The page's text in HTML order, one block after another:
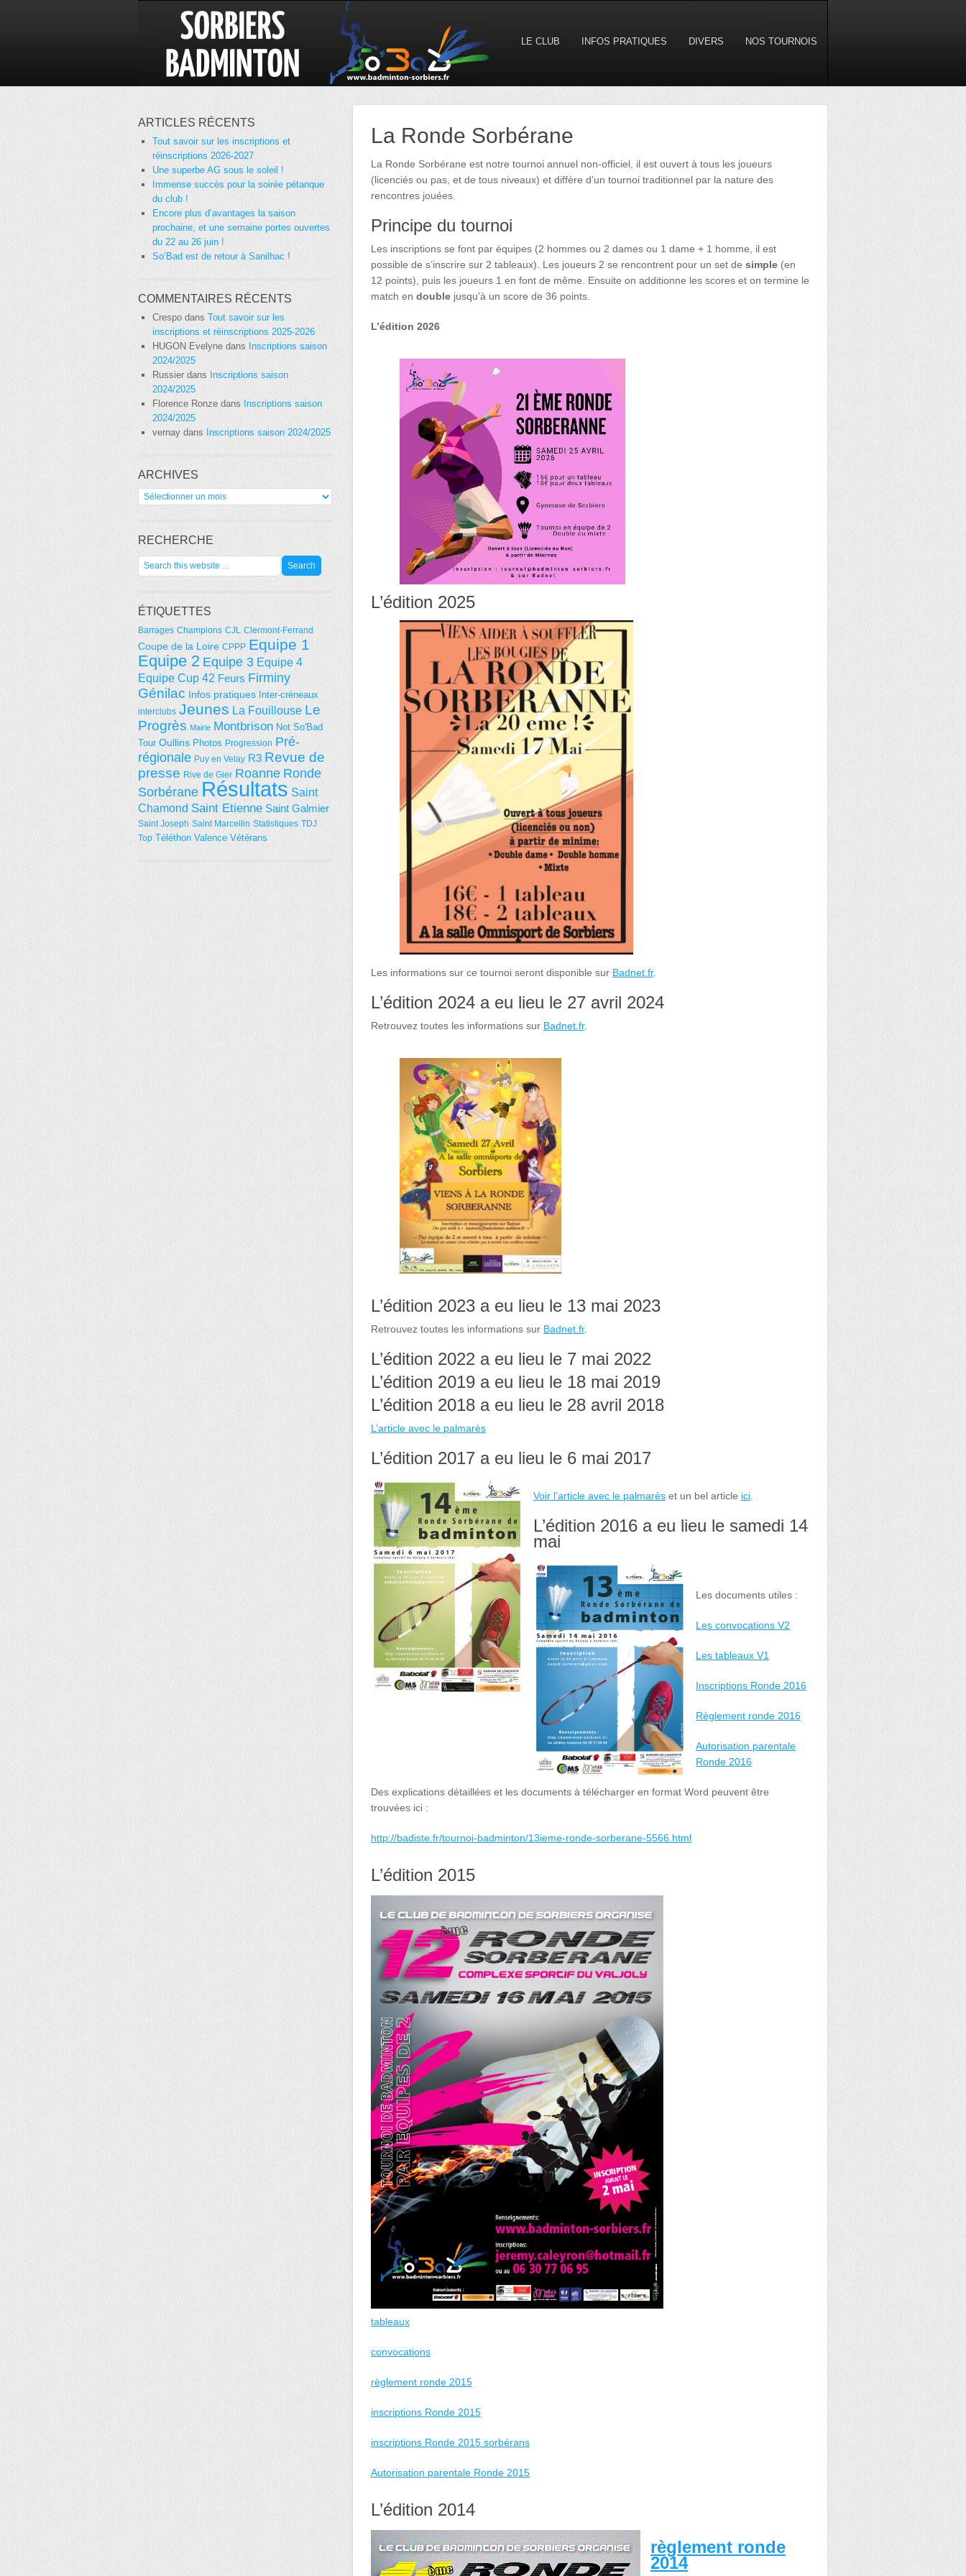
LE CLUB INFOS PRATIQUES DIVERS NOS TOURNOIS
La Ronde Sorbérane
La Ronde Sorbérane est notre tournoi annuel non-officiel, il est ouvert à tous les joueurs
(licenciés ou pas, et de tous niveaux) et diffère d’un tournoi traditionnel par la nature des
rencontres jouées.
Principe du tournoi
Les inscriptions se font par équipes (2 hommes ou 2 dames ou 1 dame + 1 homme, il est
possible de s’inscrire sur 2 tableaux). Les joueurs 2 se rencontrent pour un set de simple (en
12 points), puis les joueurs 1 en font de même. Ensuite on additionne les scores et on termine le
match en double jusqu’à un score de 36 points.
L’édition 2026
L’édition 2025
Les informations sur ce tournoi seront disponible sur Badnet.fr.
L’édition 2024 a eu lieu le 27 avril 2024
Retrouvez toutes les informations sur Badnet.fr.
L’édition 2023 a eu lieu le 13 mai 2023
Retrouvez toutes les informations sur Badnet.fr.
L’édition 2022 a eu lieu le 7 mai 2022
L’édition 2019 a eu lieu le 18 mai 2019
L’édition 2018 a eu lieu le 28 avril 2018
L’article avec le palmarès
L’édition 2017 a eu lieu le 6 mai 2017
Voir l’article avec le palmarès et un bel article ici
L’édition 2016 a eu lieu le samedi 14
mai
Les documents utiles :
Les convocations V2
Les tableaux V1
Inscriptions Ronde 2016
Règlement ronde 2016
Autorisation parentale
Ronde 2016
Des explications détaillées et les documents à télécharger en format Word peuvent être
trouvées ici :
http://badiste.fr/tournoi-badminton/13ieme-ronde-sorberane-5566.html
L’édition 2015
tableaux
convocations
règlement ronde 2015
inscriptions Ronde 2015
inscriptions Ronde 2015 sorbérans
Autorisation parentale Ronde 2015
L’édition 2014
règlement ronde
2014
ARTICLES RÉCENTS
Tout savoir sur les inscriptions et
réinscriptions 2026-2027
Une superbe AG sous le soleil !
Immense succès pour la soirée pétanque
du club !
Encore plus d’avantages la saison
prochaine, et une semaine portes ouvertes
du 22 au 26 juin !
So’Bad est de retour à Sanilhac !
COMMENTAIRES RÉCENTS
Crespo dans Tout savoir sur les
inscriptions et réinscriptions 2025-2026
HUGON Evelyne dans
Inscriptions saison
2024/2025
Russier dans Inscriptions saison
2024/2025
Florence Ronze dans Inscriptions saison
2024/2025
vernay dans Inscriptions saison 2024/2025
ARCHIVES
Archives
RECHERCHE
ÉTIQUETTES
Barrages Champions CJL Clermont-Ferrand
Coupe de la Loire CPPP Equipe 1
Equipe 2 Equipe 3 Equipe 4
Equipe Cup 42 Feurs Firminy
Génilac Infos pratiques Inter-créneaux
interclubs Jeunes La Fouillouse Le
Progrès Mairie Montbrison Not So'Bad
Tour Oullins Photos Progression Pré-
régionale Puy en Velay R3 Revue de
presse Rive de Gier Roanne Ronde
Sorbérane Résultats Saint
Chamond Saint Etienne Saint Galmier
Saint Joseph Saint Marcellin Statistiques TDJ
Top Téléthon Valence Vétérans